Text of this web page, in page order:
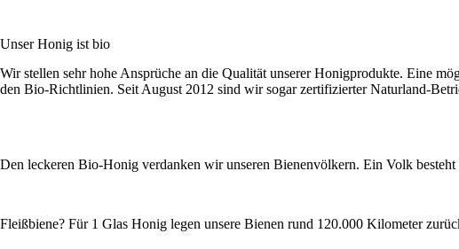
Unser Honig ist bio
Wir stellen sehr hohe Ansprüche an die Qualität unserer Honigprodukte. Eine
den Bio-Richtlinien. Seit August 2012 sind wir sogar zertifizierter Naturland-
Den leckeren Bio-Honig verdanken wir unseren Bienenvölkern. Ein Volk besteht
Fleißbiene? Für 1 Glas Honig legen unsere Bienen rund 120.000 Kilometer